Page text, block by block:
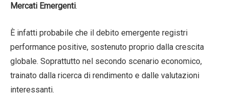
Mercati Emergenti.
È infatti probabile che il debito emergente registri
performance positive, sostenuto proprio dalla crescita
globale. Soprattutto nel secondo scenario economico,
trainato dalla ricerca di rendimento e dalle valutazioni
interessanti.